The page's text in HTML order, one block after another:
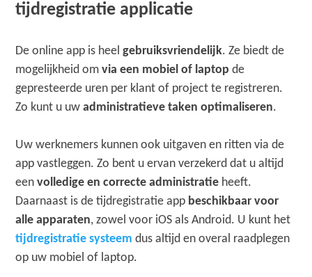
tijdregistratie applicatie
De online app is heelgebruiksvriendelijk. Ze biedt de
mogelijkheid omvia een mobiel of laptop de
gepresteerde uren per klant of project te registreren.
Zo kunt u uwadministratieve taken optimaliseren.
Uw werknemers kunnen ook uitgaven en ritten via de
app vastleggen. Zo bent u ervan verzekerd dat u altijd
eenvolledige en correcte administratie heeft.
Daarnaast is de tijdregistratie app beschikbaar voor
alle apparaten, zowel voor iOS als Android. U kunt het
tijdregistratie systeem dus altijd en overal raadplegen
op uw mobiel of laptop.